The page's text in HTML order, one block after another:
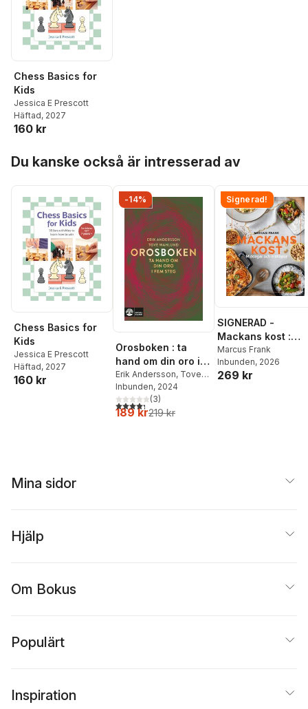
Chess Basics for
Kids
Jessica E Prescott
Häftad, 2027
160 kr
Du kanske också är intresserad av
Chess Basics for
Kids
Jessica E Prescott
Häftad, 2027
160 kr
-14%
Orosboken : ta
hand om din oro i
fem steg
Erik Andersson, Tove
Wahlund
Inbunden, 2024
4,3utav 5 stjärnor. Totalt antal röster:
(3)
189 kr219 kr
Signerad!
SIGNERAD -
Mackans kost :
Middagar och
matlådor
Marcus Frank
Inbunden, 2026
269 kr
Mina sidor
Hjälp
Om Bokus
Populärt
Inspiration